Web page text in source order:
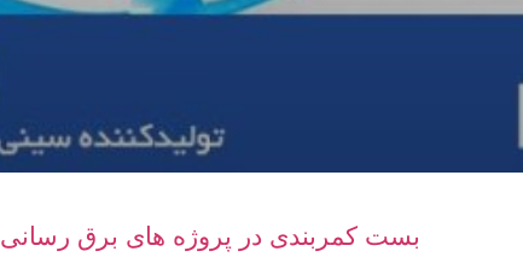
بست کمربندی در پروژه‌ های برق‌ رسانی